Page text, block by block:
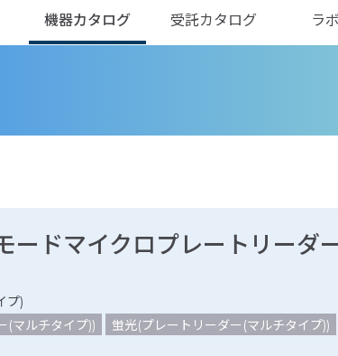
機器カタログ 受託カタログ ラ
ドマイクロプレートリーダ
プ)
(マルチタイプ)) 蛍光(プレートリーダー(マルチタイプ))